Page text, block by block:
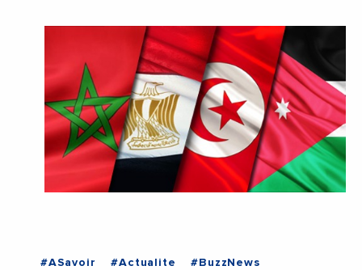
#ASavoir #Actualite
#BuzzNews